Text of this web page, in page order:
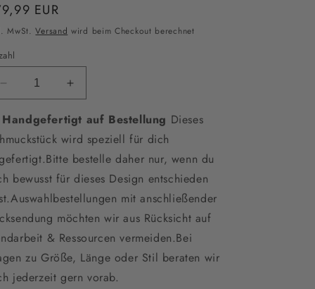
EUR
MwSt.Versand wird beim Checkout berechnet
Verringere
die
Menge
Statementcreolen
mit
Perlen
Braut
Ohrringe
Edelstahl
|
Erhöhe
die
Menge
für
Große
Statementcreolen
mit
Perlen
Braut
Ohrringe
aus
Edelstahl
|
Handgefertigt auf Bestellung Dieses
wird speziell für dich
bestelle daher nur, wenn du
bewusst für dieses Design entschieden
mit anschließender
möchten wir aus Rücksicht auf
& Ressourcen vermeiden.Bei
zu Größe, Länge oder Stil beraten wir
jederzeit gern vorab.